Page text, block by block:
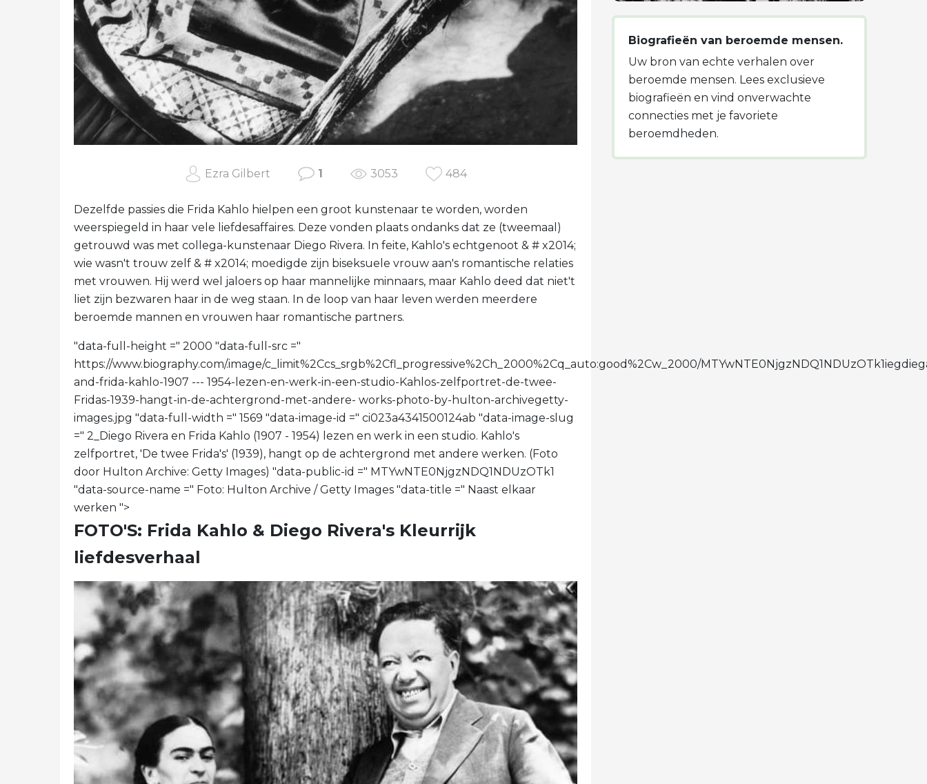
Ezra Gilbert 1 3053 484
Dezelfde passies die Frida Kahlo hielpen een groot kunstenaar te worden, worden
weerspiegeld in haar vele liefdesaffaires. Deze vonden plaats ondanks dat ze (tweemaal)
getrouwd was met collega-kunstenaar Diego Rivera. In feite, Kahlo's echtgenoot & # x2014;
wie wasn't trouw zelf & # x2014; moedigde zijn biseksuele vrouw aan's romantische relaties
met vrouwen. Hij werd wel jaloers op haar mannelijke minnaars, maar Kahlo deed dat niet't
liet zijn bezwaren haar in de weg staan. In de loop van haar leven werden meerdere
beroemde mannen en vrouwen haar romantische partners.
"data-full-height =" 2000 "data-full-src ="
https://www.biography.com/.image/c_limit%2Ccs_srgb%2Cfl_progressive%2Ch_2000%2Cq_auto:good%2Cw_2000/
and-frida-kahlo-1907 --- 1954-lezen-en-werk-in-een-studio-Kahlos-zelfportret-de-twee-
Fridas-1939-hangt-in-de-achtergrond-met-andere- works-photo-by-hulton-archivegetty-
images.jpg "data-full-width =" 1569 "data-image-id =" ci023a4341500124ab "data-image-slug
=" 2_Diego Rivera en Frida Kahlo (1907 - 1954) lezen en werk in een studio. Kahlo's
zelfportret, 'De twee Frida's' (1939), hangt op de achtergrond met andere werken. (Foto
door Hulton Archive: Getty Images) "data-public-id =" MTYwNTE0NjgzNDQ1NDUzOTk1
"data-source-name =" Foto: Hulton Archive / Getty Images "data-title =" Naast elkaar
werken ">
FOTO'S: Frida Kahlo & Diego Rivera's Kleurrijk
liefdesverhaal
Biografieën van beroemde mensen.
Uw bron van echte verhalen over
beroemde mensen. Lees exclusieve
biografieën en vind onverwachte
connecties met je favoriete
beroemdheden.